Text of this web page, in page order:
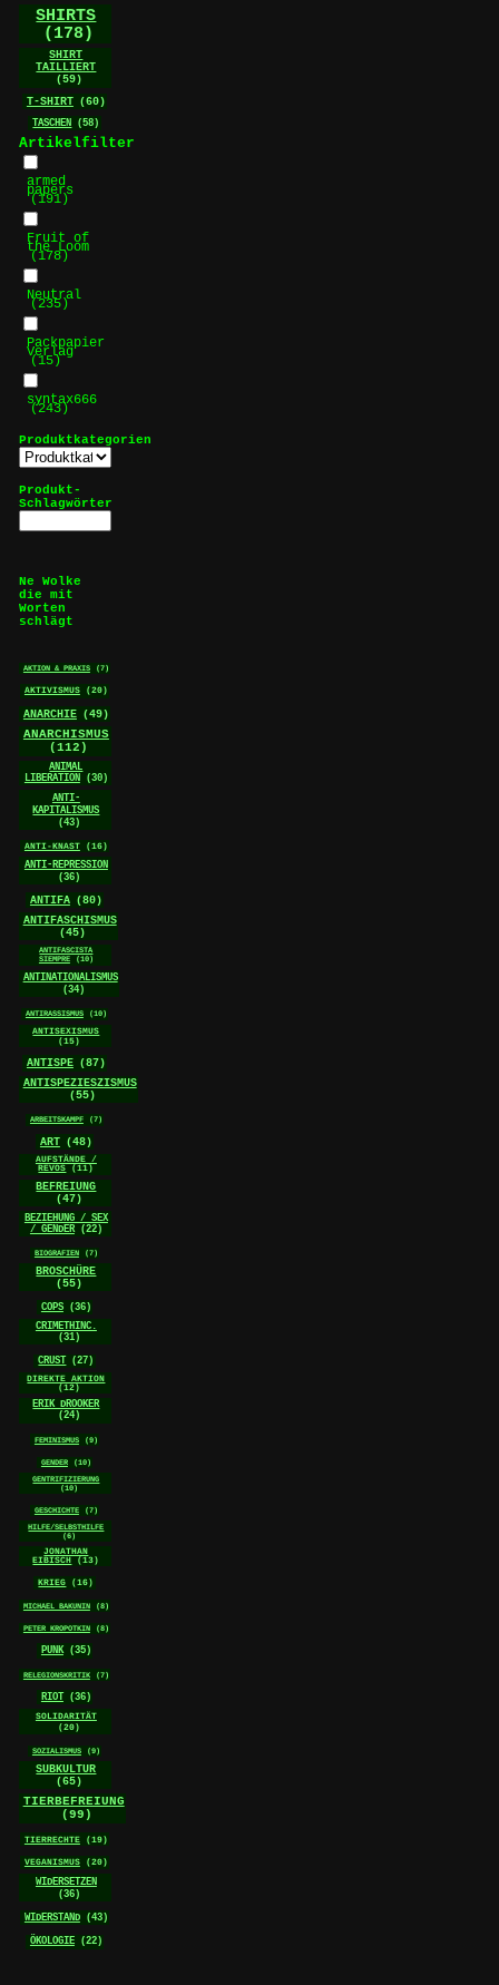
SHIRTS
(178)
SHIRT
TAILLIERT
(59)
T-SHIRT (60)
TASCHEN
(58)
Artikelfilter
armed
papers
(191)
Fruit of
the Loom
(178)
Neutral
(235)
Packpapier
Verlag
(15)
syntax666
(243)
Produktkategorien
Produkt-
Schlagwörter
Ne Wolke
die mit
Worten
schlägt
AKTION & PRAXIS (7)
AKTIVISMUS (20)
ANARCHIE (49)
ANARCHISMUS
(112)
ANIMAL
LIBERATION
(30)
ANTI-
KAPITALISMUS
(43)
ANTI-KNAST (16)
ANTI-REPRESSION
(36)
ANTIFA (80)
ANTIFASCHISMUS
(45)
ANTIFASCISTA
SIEMPRE
(10)
ANTINATIONALISMUS
(34)
ANTIRASSISMUS (10)
ANTISEXISMUS
(15)
ANTISPE (87)
ANTISPEZIESZISMUS
(55)
ARBEITSKAMPF (7)
ART (48)
AUFSTÄNDE /
REVOS
(11)
BEFREIUNG
(47)
BEZIEHUNG / SEX
/ GENDER
(22)
BIOGRAFIEN (7)
BROSCHÜRE
(55)
COPS (36)
CRIMETHINC.
(31)
CRUST (27)
DIREKTE AKTION
(12)
ERIK DROOKER
(24)
FEMINISMUS (9)
GENDER
(10)
GENTRIFIZIERUNG
(10)
GESCHICHTE
(7)
HILFE/SELBSTHILFE
(6)
JONATHAN
EIBISCH
(13)
KRIEG (16)
MICHAEL BAKUNIN (8)
PETER KROPOTKIN (8)
PUNK (35)
RELEGIONSKRITIK (7)
RIOT (36)
SOLIDARITÄT
(20)
SOZIALISMUS (9)
SUBKULTUR
(65)
TIERBEFREIUNG
(99)
TIERRECHTE (19)
VEGANISMUS (20)
WIDERSETZEN
(36)
WIDERSTAND (43)
ÖKOLOGIE (22)